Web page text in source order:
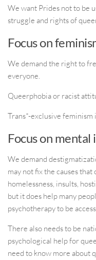
We want Prides not to be
struggle and rights of
Focus on
We demand the right to
everyone.
Queerphobia or racist
Trans*-exclusive feminism
Focus on mental
We demand
may not fix the causes that
homelessness, insults,
but it does help many
psychotherapy to be
There also needs to be
psychological help for
need to know more about